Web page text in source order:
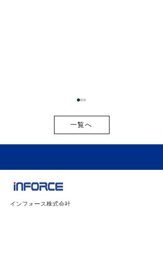
お盆期間中の出荷スケジ
ュールのご案内
一覧へ
インフォース株式会社